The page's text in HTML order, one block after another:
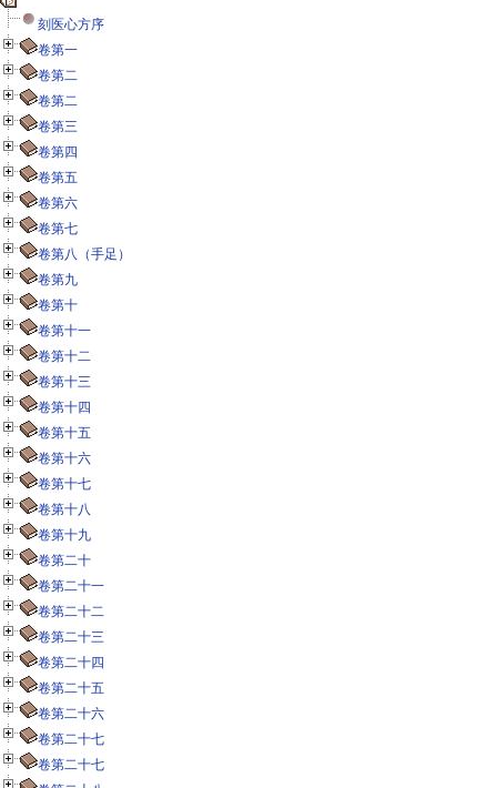
刻医心方序
卷第一
卷第二
卷第二
卷第三
卷第四
卷第五
卷第六
卷第七
卷第八（手足）
卷第九
卷第十
卷第十一
卷第十二
卷第十三
卷第十四
卷第十五
卷第十六
卷第十七
卷第十八
卷第十九
卷第二十
卷第二十一
卷第二十二
卷第二十三
卷第二十四
卷第二十五
卷第二十六
卷第二十七
卷第二十七